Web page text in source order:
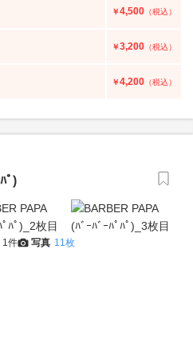
￥4,500 （税込）
￥3,200 （税込）
￥4,200 （税込）
ﾟ)
1件 写真 11枚